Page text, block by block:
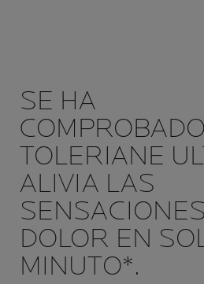
SE HA
TOLERIANE
ALIVIA LAS
DOLOR EN
MINUTO*.